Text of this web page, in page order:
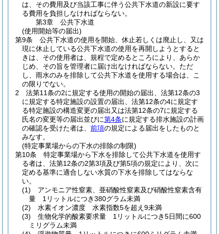
は、その費用及び当該工事に伴う公共下水道の新設に要す
る費用を負担しなければならない。
第3章
公共下水道
(使用開始等の届出)
第9条
公共下水道の使用を開始、休止若しくは廃止し、又は
現に休止している公共下水道の使用を再開しようとすると
きは、その使用者は、規程で定めるところにより、あらか
じめ、その旨を管理者に届け出なければならない。 ただ
し、雨水のみを排除して公共下水道を使用する場合は、こ
の限りでない。
2
法第11条の2に規定する使用の開始の届出、法第12条の3
に規定する特定施設の設置の届出、法第12条の4に規定す
る特定施設の構造変更の届出又は法第12条の7に規定する
氏名の変更等の届出並びに第4条に規定する排水施設の計画
の確認を受けた者は、 前項の規定による届出をしたものと
みなす。
(特定事業場からの下水の排除の制限)
第10条
特定事業場から下水を排除して公共下水道を使用す
る者は、法第12条の2第3項及び第5項の規定により、次に
定める基準に適合しない水質の下水を排除してはならな
い。
(1)
アンモニア性窒素、亜硝酸性窒素及び硝酸性窒素含有
量 1リットルにつき380グラム未満
(2)
水素イオン濃度 水素指数5を超え9未満
(3)
生物化学的酸素要求量 1リットルにつき5日間に600
ミリグラム未満